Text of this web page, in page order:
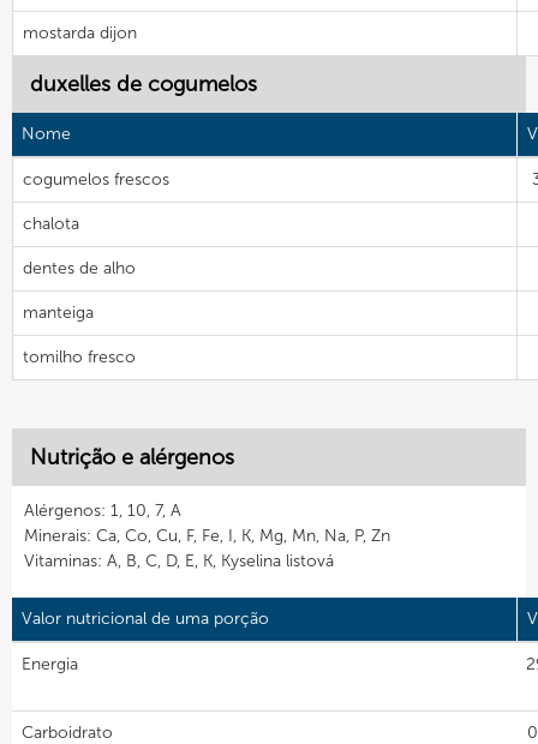
mostarda dijon
duxelles de cogumelos
Nome
cogumelos frescos
chalota
dentes de alho
manteiga
tomilho fresco
Nutrição e alérgenos
Alérgenos: 1, 10, 7, A
Minerais: Ca, Co, Cu, F, Fe, I, K, Mg, Mn, Na, P, Zn
Vitaminas: A, B, C, D, E, K, Kyselina listová
Valor nutricional de uma porção
Energia
Carboidrato